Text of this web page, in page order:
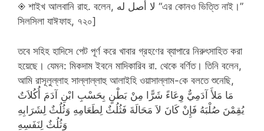
◈ শাইখ আলবানি রাহ. বলেন, لا أصل له “এর কোনও ভিত্তি নাই।”
সিলসিলা যাঈফাহ, ৭২০]
তবে সহিহ হাদিসে পেট পূর্ণ করে খাবার গ্রহণের ব্যাপারে নিরুৎসাহিত করা
হয়েছে। যেমন: মিকদাম ইবনে মাদিকারিব রা. থেকে বর্ণিত। তিনি বলেন,
আমি রাসূলুল্লাহ সাল্লাল্লাহু আলাইহি ওয়াসাল্লাম-কে বলতে শুনেছি,
مَا مَلأَ آدَمِيٌّ وِعَاءً شَرًّا مِنْ بَطْنٍ بِحَسْبِ ابْنِ آدَمَ أُكُلاَتٌ
يُقِمْنَ صُلْبَهُ فَإِنْ كَانَ لاَ مَحَالَةَ فَثُلُثٌ لِطَعَامِهِ وَثُلُثٌ لِشَرَابِهِ
وَثُلُثٌ لِنَفَسِهِ